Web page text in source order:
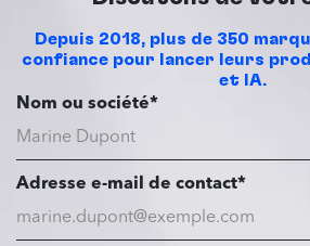
Depuis 2018, plus de 350
confiance pour lancer leurs
et IA.
Nom ou société*
Adresse e-mail de contact*